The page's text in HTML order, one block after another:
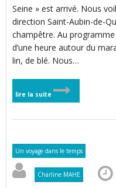
Seine » est arrivé. Nous
direction Saint-Aubin-de-
champêtre. Au
d’une heure autour du
lin, de blé. Nous…
lire la suite
Un voyage dans le temps
Charline MAHE